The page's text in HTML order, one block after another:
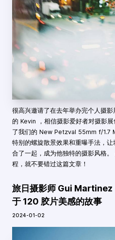
很高兴邀请了在去年举办完个人摄影
的 Kevin ，相信摄影爱好者对摄影
了我们的 New Petzval 55mm f/1.7
特别的螺旋散景效果和重曝手法，
合了一起，成为他独特的摄影风格
程，就不要错过这篇文章！
旅日摄影师 Gui Martinez
于 120 胶片美感的故事
2024-01-02